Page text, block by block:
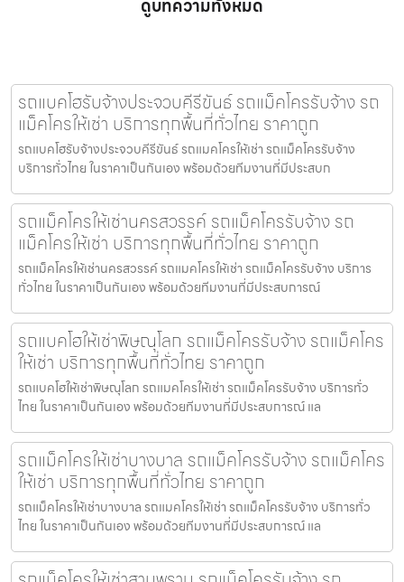
ดูบทความทั้งหมด
รถแบคโฮรับจ้างประจวบคีรีขันธ์ รถแม็คโครรับจ้าง รถ
แม็คโครให้เช่า บริการทุกพื้นที่ทั่วไทย ราคาถูก
รถแบคโฮรับจ้างประจวบคีรีขันธ์ รถแมคโครให้เช่า รถแม็คโครรับจ้าง
บริการทั่วไทย ในราคาเป็นกันเอง พร้อมด้วยทีมงานที่มีประสบก
รถแม็คโครให้เช่านครสวรรค์ รถแม็คโครรับจ้าง รถ
แม็คโครให้เช่า บริการทุกพื้นที่ทั่วไทย ราคาถูก
รถแม็คโครให้เช่านครสวรรค์ รถแมคโครให้เช่า รถแม็คโครรับจ้าง บริการ
ทั่วไทย ในราคาเป็นกันเอง พร้อมด้วยทีมงานที่มีประสบการณ์
รถแบคโฮให้เช่าพิษณุโลก รถแม็คโครรับจ้าง รถแม็คโคร
ให้เช่า บริการทุกพื้นที่ทั่วไทย ราคาถูก
รถแบคโฮให้เช่าพิษณุโลก รถแมคโครให้เช่า รถแม็คโครรับจ้าง บริการทั่ว
ไทย ในราคาเป็นกันเอง พร้อมด้วยทีมงานที่มีประสบการณ์ แล
รถแม็คโครให้เช่าบางบาล รถแม็คโครรับจ้าง รถแม็คโคร
ให้เช่า บริการทุกพื้นที่ทั่วไทย ราคาถูก
รถแม็คโครให้เช่าบางบาล รถแมคโครให้เช่า รถแม็คโครรับจ้าง บริการทั่ว
ไทย ในราคาเป็นกันเอง พร้อมด้วยทีมงานที่มีประสบการณ์ แล